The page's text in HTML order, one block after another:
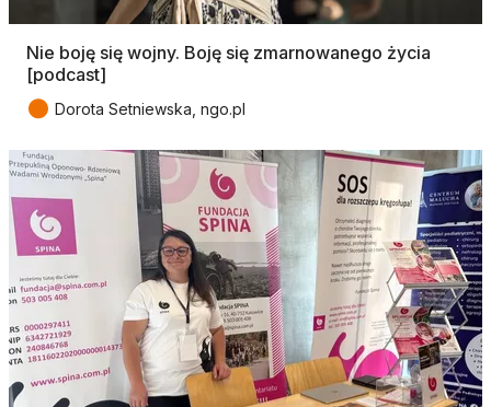
Nie boję się wojny. Boję się zmarnowanego życia
[podcast]
● Dorota Setniewska, ngo.pl